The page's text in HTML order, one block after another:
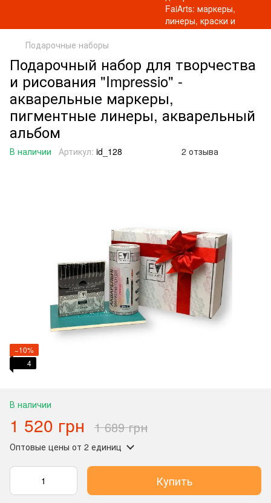
Подарочные наборы
Подарочный набор для творчества
и рисования "Impressio" -
акварельные маркеры,
пигментные линеры, акварельный
альбом
В наличии Артикул: id_128 2 отзыва
−10%
4
В наличии
1 520 грн 1 689 грн
Оптовые цены от 2 единиц
Купить